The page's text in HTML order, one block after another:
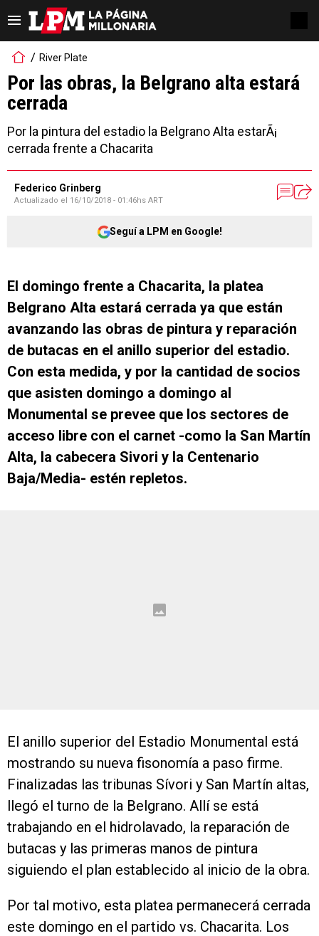
River Plate
Por las obras, la Belgrano alta estará
cerrada
Por la pintura del estadio la Belgrano Alta estarÃ¡
cerrada frente a Chacarita
Federico Grinberg
Actualizado el 16/10/2018 - 01:46hs ART
Seguí a LPM en Google!
El domingo frente a Chacarita, la platea
Belgrano Alta estará cerrada ya que están
avanzando las obras de pintura y reparación
de butacas en el anillo superior del estadio.
Con esta medida, y por la cantidad de socios
que asisten domingo a domingo al
Monumental se prevee que los sectores de
acceso libre con el carnet -como la San Martín
Alta, la cabecera Sivori y la Centenario
Baja/Media- estén repletos.
El anillo superior del Estadio Monumental está
mostrando su nueva fisonomía a paso firme.
Finalizadas las tribunas Sívori y San Martín altas,
llegó el turno de la Belgrano. Allí se está
trabajando en el hidrolavado, la reparación de
butacas y las primeras manos de pintura
siguiendo el plan establecido al inicio de la obra.
Por tal motivo, esta platea permanecerá cerrada
este domingo en el partido vs. Chacarita. Los